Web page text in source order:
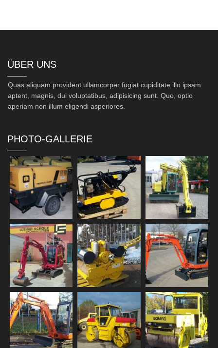
ÜBER UNS
Quas aliquam provident ullamcorper fugiat cupiditate illo ipsam
aptent, magnis, dui voluptatibus, adipisicing sunt. Quo, optio
aperiam non illum eligendi asperiores.
PHOTO-GALLERIE